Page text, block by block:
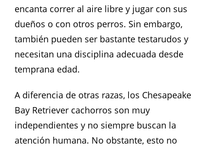
encanta correr al aire libre y jugar con sus
dueños o con otros perros. Sin embargo,
también pueden ser bastante testarudos y
necesitan una disciplina adecuada desde
temprana edad.
A diferencia de otras razas, los Chesapeake
Bay Retriever cachorros son muy
independientes y no siempre buscan la
atención humana. No obstante, esto no